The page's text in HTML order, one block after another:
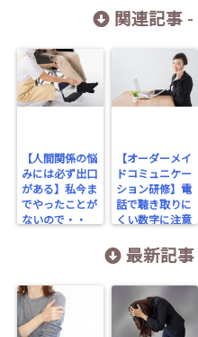
関連記事 -
【人間関係の悩
みには必ず出口
がある】私今ま
でやったことが
ないので・・
【オーダーメイ
ドコミュニケー
ション研修】電
話で聴き取りに
くい数字に注意
最新記事